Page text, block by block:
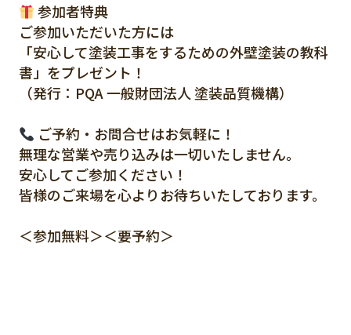
参加者特典
ご参加いただいた方には
「安心して塗装工事をするための外壁塗装の教科
書」をプレゼント！
（発行：PQA 一般財団法人 塗装品質機構）
ご予約・お問合せはお気軽に！
無理な営業や売り込みは一切いたしません。
安心してご参加ください！
皆様のご来場を心よりお待ちいたしております。
＜参加無料＞＜要予約＞